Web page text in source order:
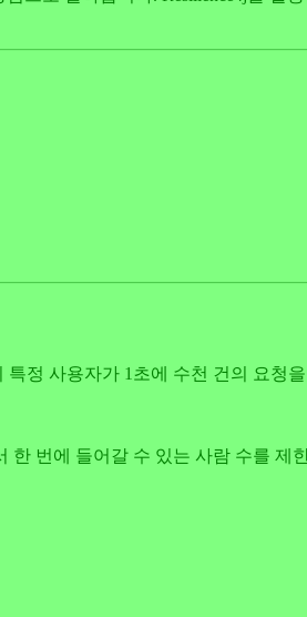
정 사용자가 1초에 수천 건의 요청
번에 들어갈 수 있는 사람 수를 제